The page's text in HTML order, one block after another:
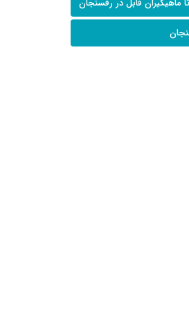
ماهیگیران قابل در رفسنجان